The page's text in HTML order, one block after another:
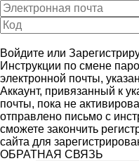
Войдите или
Инструкции по смене
электронной почты,
Аккаунт, привязанный к
почты, пока не
отправлено письмо с
сможете закончить
сайта для
ОБРАТНАЯ СВЯЗЬ